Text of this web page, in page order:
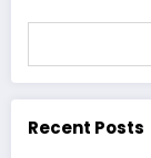
Recent Posts